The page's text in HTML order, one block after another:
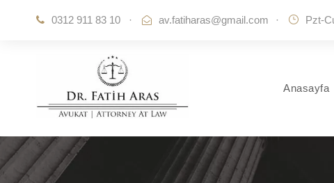
0312 911 83 10 · av.fatiharas@gmail.com · Pzt-
Anasayfa